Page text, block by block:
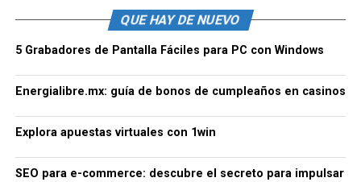
QUE HAY DE NUEVO
5 Grabadores de Pantalla Fáciles para PC con Windows
Energialibre.mx: guía de bonos de cumpleaños en casinos
Explora apuestas virtuales con 1win
SEO para e-commerce: descubre el secreto para impulsar